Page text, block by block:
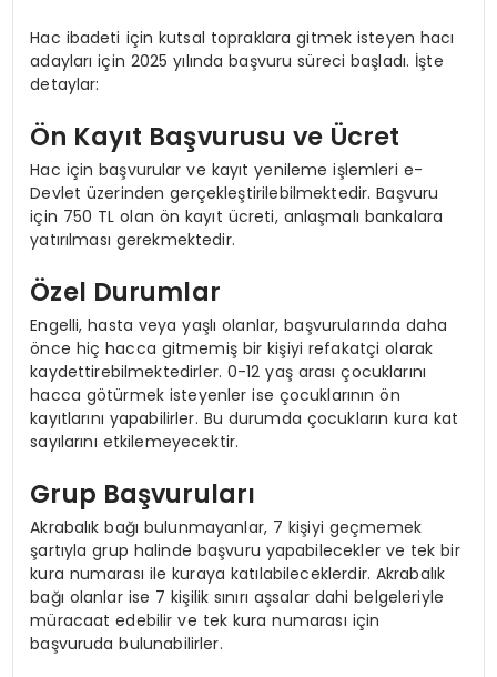
Hac ibadeti için kutsal topraklara gitmek isteyen hacı
adayları için 2025 yılında başvuru süreci başladı. İşte
detaylar:
Ön Kayıt Başvurusu ve Ücret
Hac için başvurular ve kayıt yenileme işlemleri e-
Devlet üzerinden gerçekleştirilebilmektedir. Başvuru
için 750 TL olan ön kayıt ücreti, anlaşmalı bankalara
yatırılması gerekmektedir.
Özel Durumlar
Engelli, hasta veya yaşlı olanlar, başvurularında daha
önce hiç hacca gitmemiş bir kişiyi refakatçi olarak
kaydettirebilmektedirler. 0-12 yaş arası çocuklarını
hacca götürmek isteyenler ise çocuklarının ön
kayıtlarını yapabilirler. Bu durumda çocukların kura kat
sayılarını etkilemeyecektir.
Grup Başvuruları
Akrabalık bağı bulunmayanlar, 7 kişiyi geçmemek
şartıyla grup halinde başvuru yapabilecekler ve tek bir
kura numarası ile kuraya katılabileceklerdir. Akrabalık
bağı olanlar ise 7 kişilik sınırı aşsalar dahi belgeleriyle
müracaat edebilir ve tek kura numarası için
başvuruda bulunabilirler.